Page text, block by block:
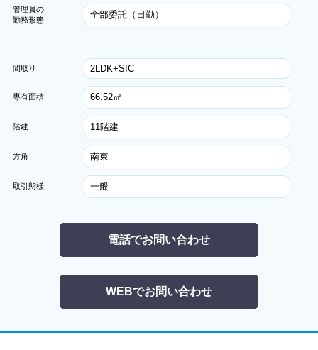
管理員の
勤務形態
全部委託（日勤）
間取り 2LDK+SIC
専有面積 66.52㎡
階建 11階建
方角 南東
取引態様 一般
電話でお問い合わせ
WEBでお問い合わせ